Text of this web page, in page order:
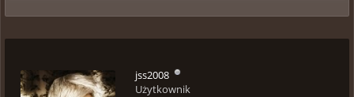
jss2008
Użytkownik